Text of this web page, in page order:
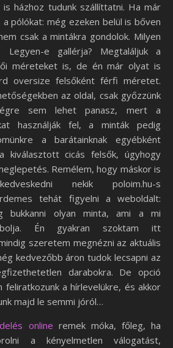
házhoz tudunk szállíttatni. Ha már
pólókat: még ezeken belül is bőven
csak a mintákra gondolok. Milyen
Legyen-e gallérja? Megtaláljuk a
méreteket is, de én már olyat is
oversize felsőként férfi méretet.
az oldal, csak győzzünk
sem lehet panasz, mert a
használják fel, a minták pedig
a barátainknak egyébként
kiválasztott cicás felsők, úgyhogy
Remélem, hogy máskor is
nekik poloim.hu-s
tehát figyelni a weboldalt:
bukkanni olyan minta, ami a mi
Én gyakran szoktam itt
szeretem megnézni az aktuális
kedvezőbb áron tudok lecsapni az
darabokra. De opció
feliratkozunk a hírlevelükre, és akkor
majd le semmi jóról…
online remek móka, főleg, ha
a kényelmetlen válogatást,